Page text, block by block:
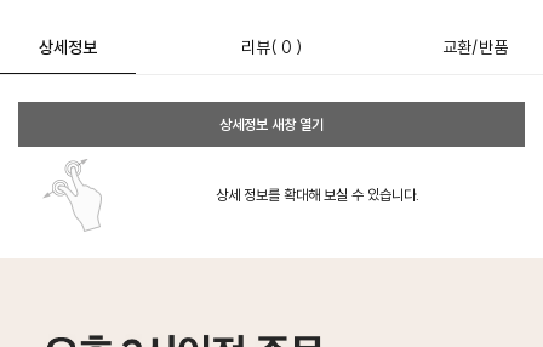
상세정보 리뷰( 0 ) 교환/반품
상세정보 새창 열기
상세 정보를 확대해 보실 수 있습니다.